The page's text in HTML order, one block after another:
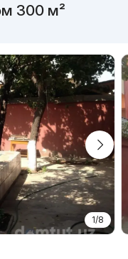
300 м²
1/8